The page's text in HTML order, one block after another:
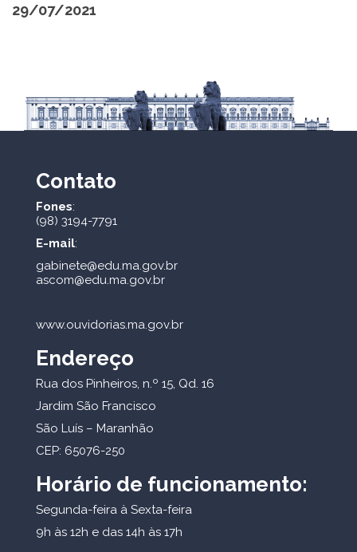
29/07/2021
Contato
Fones:
(98) 3194-7791
E-mail:
gabinete@edu.ma.gov.br
ascom@edu.ma.gov.br
www.ouvidorias.ma.gov.br
Endereço
Rua dos Pinheiros, n.º 15, Qd. 16
Jardim São Francisco
São Luís – Maranhão
CEP: 65076-250
Horário de funcionamento:
Segunda-feira à Sexta-feira
9h às 12h e das 14h às 17h